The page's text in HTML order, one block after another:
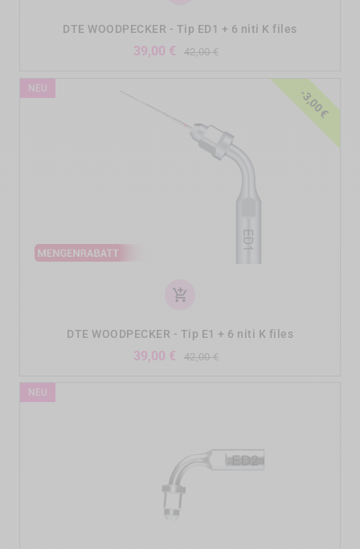
DTE WOODPECKER - Tip ED1 + 6 niti K files
39,00 € 42,00 €
add_shopping_cart
NEU -3,00 €
DTE WOODPECKER - Tip E1 + 6 niti K files
39,00 € 42,00 €
NEU